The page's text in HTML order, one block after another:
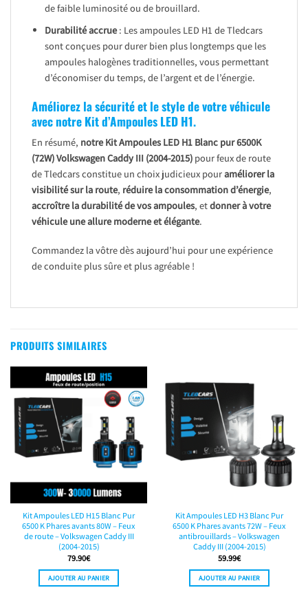
de faible luminosité ou de brouillard.
Durabilité accrue: Les ampoules LED H1 de Tledcars
sont conçues pour durer bien plus longtemps que les
ampoules halogènes traditionnelles, vous permettant
d’économiser du temps, de l’argent et de l’énergie.
Améliorez la sécurité et le style de votre véhicule
avec notre Kit d’Ampoules LED H1.
En résumé, notre Kit Ampoules LED H1 Blanc pur 6500K
(72W) Volkswagen Caddy III (2004-2015) pour feux de route
de Tledcars constitue un choix judicieux pouraméliorer la
visibilité sur la route, réduire la consommation d’énergie,
accroître la durabilité de vos ampoules, etdonner à votre
véhicule une allure moderne et élégante.
Commandez la vôtre dès aujourd’hui pour une expérience
de conduite plus sûre et plus agréable !
PRODUITS SIMILAIRES
Kit Ampoules LED H15 Blanc Pur
6500 K Phares avants 80W – Feux
de route – Volkswagen Caddy III
(2004-2015)
79.90€
AJOUTER AU PANIER
Kit Ampoules LED H3 Blanc Pur
6500 K Phares avants 72W – Feux
antibrouillards – Volkswagen
Caddy III (2004-2015)
59.99€
AJOUTER AU PANIER